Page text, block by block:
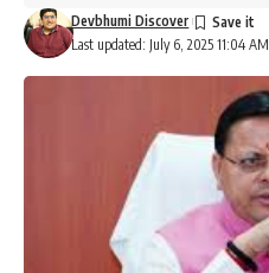
Last updated: July 6, 2025 11:04 AM
Devbhumi Discover